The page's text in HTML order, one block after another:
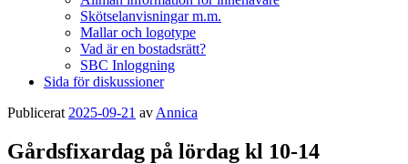
Skötselanvisningar m.m.
Mallar och logotype
Vad är en bostadsrätt?
SBC Inloggning
Sida för diskussioner
Publicerat 2025-09-21 av Annica
Gårdsfixardag på lördag kl 10-14